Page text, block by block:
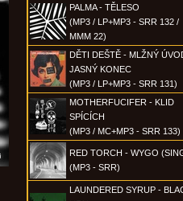
PALMA - TĚLESO
(MP3 / LP+MP3 - SRR 132 /
MMM 22)
DĚTI DEŠTĚ - MLŽNÝ
JASNÝ KONEC
(MP3 / LP+MP3 - SRR 131)
MOTHERFUCIFER - KLID
SPÍCÍCH
(MP3 / MC+MP3 - SRR 133)
RED TORCH - WYGO
(MP3 - SRR)
LAUNDERED SYRUP -